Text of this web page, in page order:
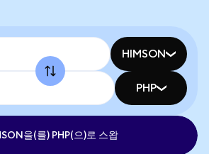
HIMSON
PHP
을(를) PHP(으)로 스왑